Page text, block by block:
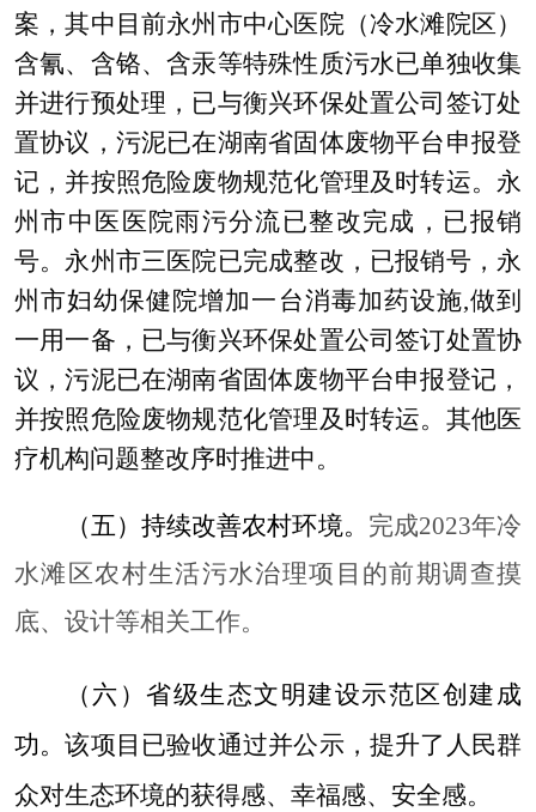
案，其中目前永州市中心医院（冷水滩院区）
含氰、含铬、含汞等特殊性质污水已单独收集
并进行预处理，已与衡兴环保处置公司签订处
置协议，污泥已在湖南省固体废物平台申报登
记，并按照危险废物规范化管理及时转运。永
州市中医医院雨污分流已整改完成，已报销
号。永州市三医院已完成整改，已报销号，永
州市妇幼保健院增加一台消毒加药设施,做到
一用一备，已与衡兴环保处置公司签订处置协
议，污泥已在湖南省固体废物平台申报登记，
并按照危险废物规范化管理及时转运。其他医
疗机构问题整改序时推进中。
（五） 持续改善农村环境。 完成2023年冷
水滩区农村生活污水治理项目的前期调查摸
底、设计等相关工作。
（六）省级生态文明建设示范区创建成
功。该项目已验收通过并公示，提升了人民群
众对生态环境的获得感、幸福感、安全感。